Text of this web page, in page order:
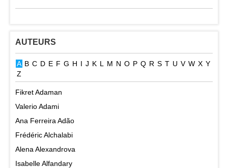
AUTEURS
A B C D E F G H I J K L M N O P Q R S T U V W X Y
Z
Fikret Adaman
Valerio Adami
Ana Ferreira Adão
Frédéric Alchalabi
Alena Alexandrova
Isabelle Alfandary